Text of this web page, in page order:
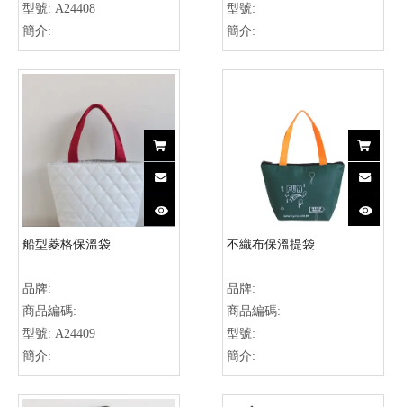
型號: A24408
簡介:
型號:
簡介:
船型菱格保溫袋
品牌:
商品編碼:
型號: A24409
簡介:
不織布保溫提袋
品牌:
商品編碼:
型號:
簡介: